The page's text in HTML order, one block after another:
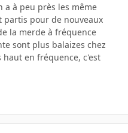
à peu près les même
partis pour de nouveaux
la merde à fréquence
sont plus balaizes chez
haut en fréquence, c'est